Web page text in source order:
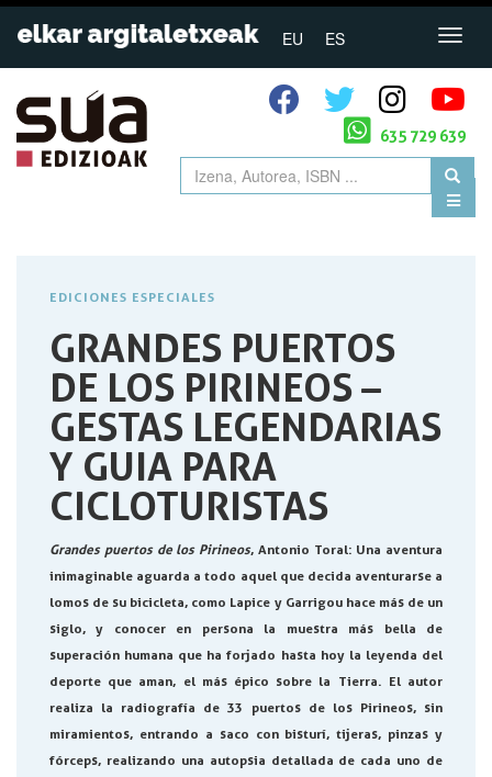
EU ES
635 729 639
EDICIONES ESPECIALES
GRANDES PUERTOS
DE LOS PIRINEOS –
GESTAS LEGENDARIAS
Y GUIA PARA
CICLOTURISTAS
Grandes puertos de los Pirineos, Antonio Toral: Una aventura
inimaginable aguarda a todo aquel que decida aventurarse a
lomos de su bicicleta, como Lapice y Garrigou hace más de un
siglo, y conocer en persona la muestra más bella de
superación humana que ha forjado hasta hoy la leyenda del
deporte que aman, el más épico sobre la Tierra. El autor
realiza la radiografía de 33 puertos de los Pirineos, sin
miramientos, entrando a saco con bisturí, tijeras, pinzas y
fórceps, realizando una autopsia detallada de cada uno de